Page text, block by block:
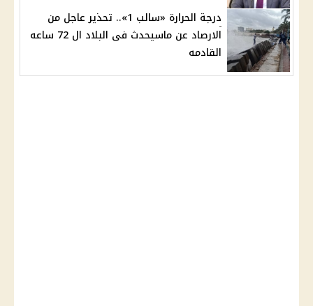
درجة الحرارة «سالب 1».. تحذير عاجل من
الارصاد عن ماسيحدث فى البلاد ال 72 ساعه
القادمه